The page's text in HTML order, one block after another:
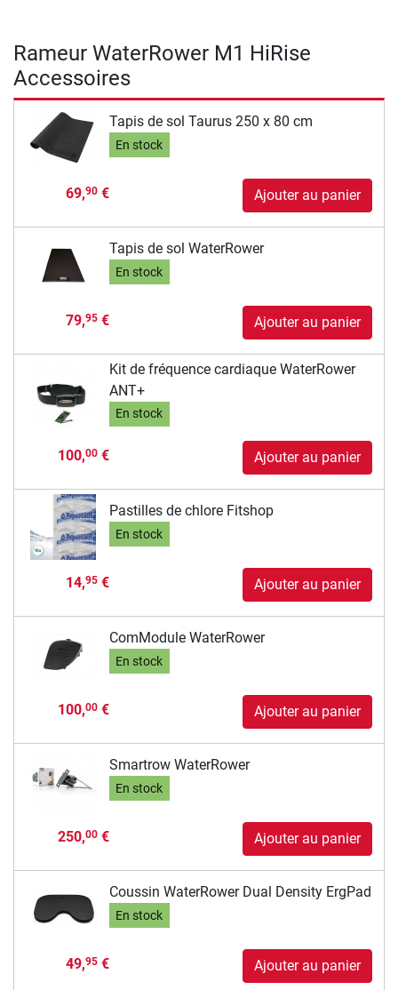
Rameur WaterRower M1 HiRise
Accessoires
Tapis de sol Taurus 250 x 80 cm
En stock
69,90€ Ajouter au panier
Tapis de sol WaterRower
En stock
79,95€ Ajouter au panier
Kit de fréquence cardiaque WaterRower
ANT+
En stock
100,00€ Ajouter au panier
Pastilles de chlore Fitshop
En stock
14,95€ Ajouter au panier
ComModule WaterRower
En stock
100,00€ Ajouter au panier
Smartrow WaterRower
En stock
250,00€ Ajouter au panier
Coussin WaterRower Dual Density ErgPad
En stock
49,95€ Ajouter au panier